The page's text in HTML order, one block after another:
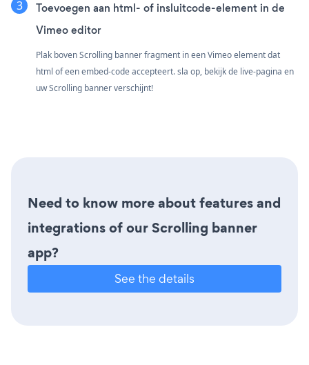
Toevoegen aan html- of insluitcode-element in de
Vimeo editor
Plak boven Scrolling banner fragment in een Vimeo element dat
html of een embed-code accepteert. sla op, bekijk de live-pagina en
uw Scrolling banner verschijnt!
Need to know more about features and
integrations of our Scrolling banner
app?
See the details